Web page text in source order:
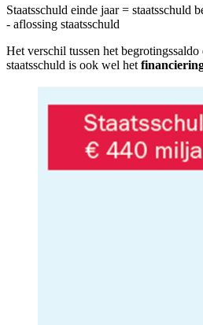
Staatsschuld einde jaar = staatsschuld
- aflossing staatsschuld
Het verschil tussen het
staatsschuld is ook wel het